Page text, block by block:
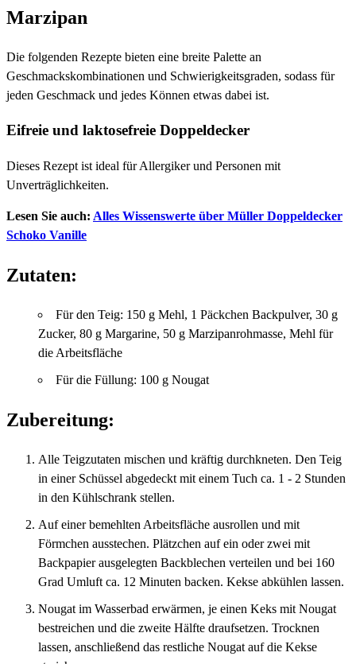
Marzipan
Die folgenden Rezepte bieten eine breite Palette an
Geschmackskombinationen und Schwierigkeitsgraden, sodass für
jeden Geschmack und jedes Können etwas dabei ist.
Eifreie und laktosefreie Doppeldecker
Dieses Rezept ist ideal für Allergiker und Personen mit
Unverträglichkeiten.
Lesen Sie auch: Alles Wissenswerte über Müller Doppeldecker
Schoko Vanille
Zutaten:
Für den Teig: 150 g Mehl, 1 Päckchen Backpulver, 30 g
Zucker, 80 g Margarine, 50 g Marzipanrohmasse, Mehl für
die Arbeitsfläche
Für die Füllung: 100 g Nougat
Zubereitung:
Alle Teigzutaten mischen und kräftig durchkneten. Den Teig
in einer Schüssel abgedeckt mit einem Tuch ca. 1 - 2 Stunden
in den Kühlschrank stellen.
Auf einer bemehlten Arbeitsfläche ausrollen und mit
Förmchen ausstechen. Plätzchen auf ein oder zwei mit
Backpapier ausgelegten Backblechen verteilen und bei 160
Grad Umluft ca. 12 Minuten backen. Kekse abkühlen lassen.
Nougat im Wasserbad erwärmen, je einen Keks mit Nougat
bestreichen und die zweite Hälfte draufsetzen. Trocknen
lassen, anschließend das restliche Nougat auf die Kekse